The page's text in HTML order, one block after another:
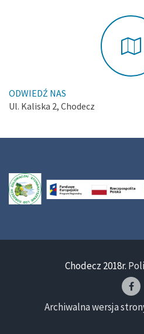
ODWIEDŹ NAS
Ul. Kaliska 2, Chodecz
Chodecz 2018r.
Archiwalna wersja